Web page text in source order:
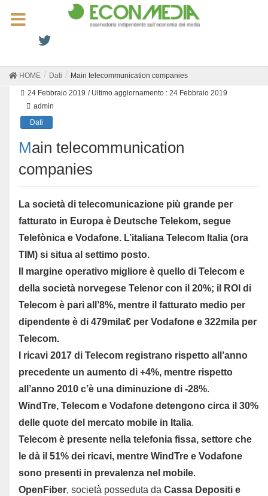
HOME Dati Main telecommunication companies
24 Febbraio 2019 / Ultimo aggiornamento : 24 Febbraio 2019
admin
Dati
Main telecommunication
companies
La società di telecomunicazione più grande per
fatturato in Europa è Deutsche Telekom, segue
Telefònica e Vodafone. L’italiana Telecom Italia (ora
TIM) si situa al settimo posto.
Il margine operativo migliore è quello di Telecom e
della società norvegese Telenor con il 20%; il ROI di
Telecom è pari all’8%, mentre il fatturato medio per
dipendente è di 479mila€ per Vodafone e 322mila per
Telecom.
I ricavi 2017 di Telecom registrano rispetto all’anno
precedente un aumento di +4%, mentre rispetto
all’anno 2010 c’è una diminuzione di -28%.
WindTre, Telecom e Vodafone detengono circa il 30%
delle quote del mercato mobile in Italia.
Telecom è presente nella telefonia fissa, settore che
le dà il 51% dei ricavi, mentre WindTre e Vodafone
sono presenti in prevalenza nel mobile.
OpenFiber, società posseduta da Cassa Depositi e